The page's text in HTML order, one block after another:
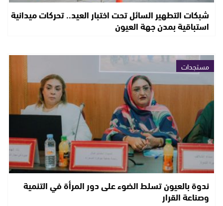
شبكات التطهير السائل تحت اختبار العيد.. تحركات ميدانية
استباقية بمدن جهة العيون
مستجدات
ندوة بالعيون تسلط الضوء على دور المرأة في التنمية
وصناعة القرار